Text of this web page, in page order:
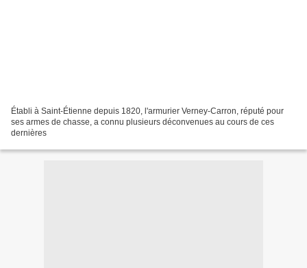
Établi à Saint-Étienne depuis 1820, l'armurier Verney-Carron, réputé pour
ses armes de chasse, a connu plusieurs déconvenues au cours de ces
dernières